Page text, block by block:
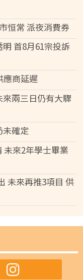
恒常 派夜消費券
首8月61宗投訴
應商延遲
兩三日仍有大驟
未確定
未來2年學士畢業
未來再推3項目 供